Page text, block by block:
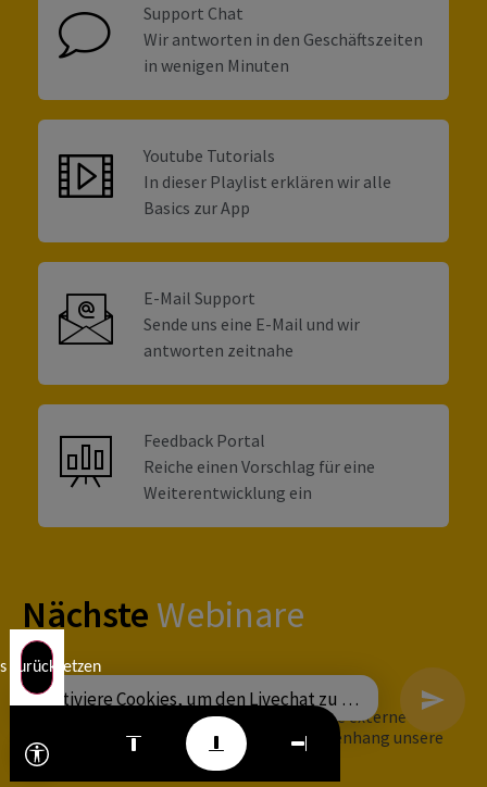
Aktiviere Cookies, um den Livechat zu nutzen
Support Chat
Wir antworten in den Geschäftszeiten
in wenigen Minuten
Youtube Tutorials
In dieser Playlist erklären wir alle
Basics zur App
E-Mail Support
Sende uns eine E-Mail und wir
antworten zeitnahe
Feedback Portal
Reiche einen Vorschlag für eine
Weiterentwicklung ein
Nächste Webinare
Wir leiten dich für die Anmeldung auf eine externe Seite
weiter. Beachte auch in diesem Zusammenhang unsere
Datenschutzerklärung.
zurücksetzen